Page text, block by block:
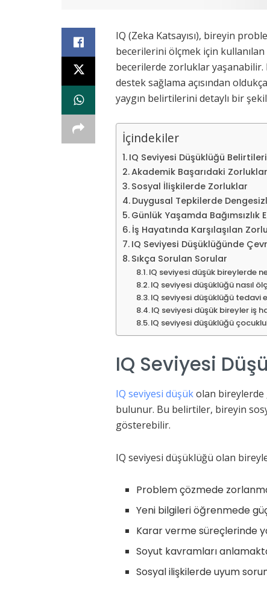
IQ (Zeka Katsayısı), bireyin
becerilerini ölçmek için
becerilerde zorluklar
destek sağlama açısından
yaygın belirtilerini detaylı bir
İçindekiler
IQ Seviyesi Düşüklüğü
Akademik Başarıdaki Zorluklar
Sosyal İlişkilerde Zorluklar
Duygusal Tepkilerde
Günlük Yaşamda Bağımsızlık
İş Hayatında Karşılaşılan
IQ Seviyesi Düşüklüğünde
Sıkça Sorulan Sorular
IQ seviyesi düşük bireylerde
IQ seviyesi düşüklüğü nasıl
IQ seviyesi düşüklüğü tedavi
IQ seviyesi düşük bireyler iş
IQ seviyesi düşüklüğü
IQ Seviyesi
IQ seviyesi düşükolan
bulunur. Bu belirtiler, bireyin
gösterebilir.
IQ seviyesi düşüklüğü olan
Problem çözmede
Yeni bilgileri öğrenmede
Karar verme süreçlerinde
Soyut kavramları
Sosyal ilişkilerde uyum